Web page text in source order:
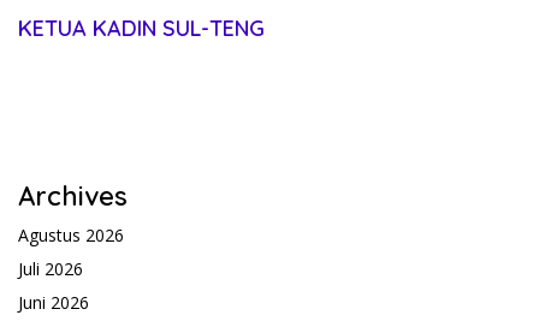
KETUA KADIN SUL-TENG
Archives
Agustus 2026
Juli 2026
Juni 2026